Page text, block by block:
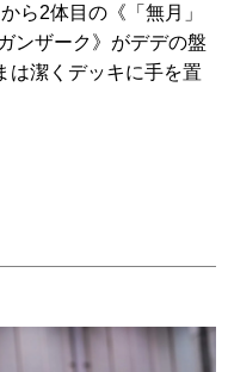
から2体目の 《「無月」
ンザーク》 がデデの盤
は潔くデッキに手を置